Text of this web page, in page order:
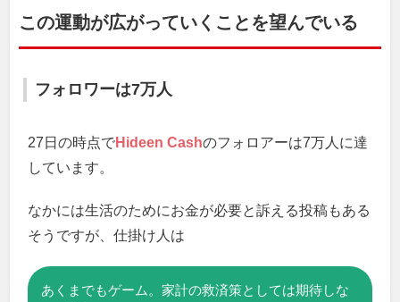
この運動が広がっていくことを望んでいる
フォロワーは7万人
27日の時点でHideen Cashのフォロアーは7万人に達
しています。
なかには生活のためにお金が必要と訴える投稿もある
そうですが、仕掛け人は
あくまでもゲーム。家計の救済策としては期待しな